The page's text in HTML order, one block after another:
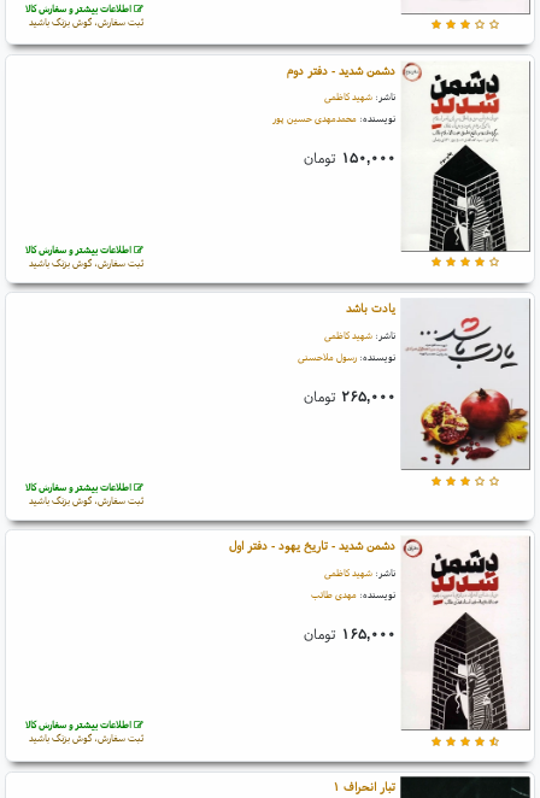
اطلاعات بیشتر و سفارش کالا
ثبت سفارش، گوش بزنگ باشید
دشمن شدید - دفتر دوم
ناشر: شهید کاظمی
نویسنده: محمدمهدی حسین پور
۱۵۰,۰۰۰ تومان
اطلاعات بیشتر و سفارش کالا
ثبت سفارش، گوش بزنگ باشید
یادت باشد
ناشر: شهید کاظمی
نویسنده: رسول ملاحسنی
۲۶۵,۰۰۰ تومان
اطلاعات بیشتر و سفارش کالا
ثبت سفارش، گوش بزنگ باشید
دشمن شدید - تاریخ یهود - دفتر اول
ناشر: شهید کاظمی
نویسنده: مهدی طائب
۱۶۵,۰۰۰ تومان
اطلاعات بیشتر و سفارش کالا
ثبت سفارش، گوش بزنگ باشید
تبار انحراف ۱